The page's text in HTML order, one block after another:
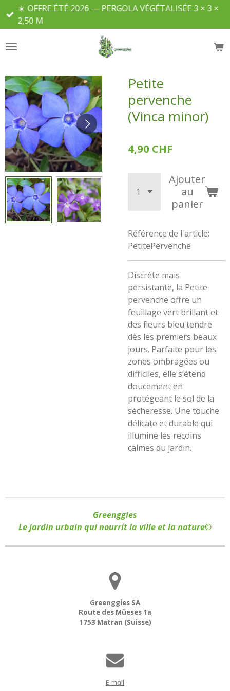
Passer
principal
☀️ OFFRE ÉTÉ 2026 — PERGOLA VÉGÉTALISÉE 3 × 3 ×
2,50 M
Petite
pervenche
(Vinca minor)
4,90 CHF
Ajouter
au
panier
Référence de l'article:
PetitePervenche
Discrète mais
persistante, la Petite
pervenche offre un
feuillage vert brillant et
des fleurs bleu tendre
dès les premiers beaux
jours. Parfaite pour les
zones ombragées ou
difficiles, elle s’étend
doucement en
protégeant le sol de la
sécheresse. Une touche
délicate et durable qui
illumine les recoins
calmes du jardin.
Greenggies
Le jardin urbain qui nourrit la ville et la nature©
Greenggies SA
Route des Müeses 1a
1753 Matran (Suisse)
E-mail